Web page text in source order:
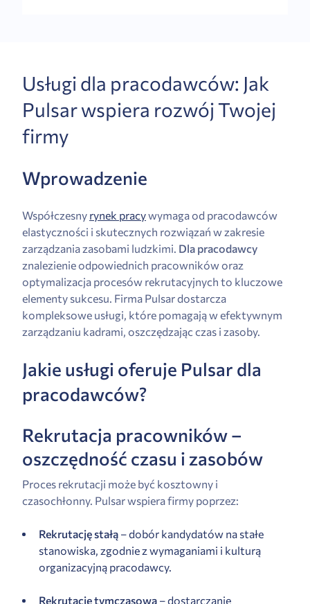
Usługi dla pracodawców: Jak
Pulsar wspiera rozwój Twojej
firmy
Wprowadzenie
Współczesny rynek pracywymaga od pracodawców
elastyczności i skutecznych rozwiązań w zakresie
zarządzania zasobami ludzkimi. Dla pracodawcy
znalezienie odpowiednich pracowników oraz
optymalizacja procesów rekrutacyjnych to kluczowe
elementy sukcesu. Firma Pulsar dostarcza
kompleksowe usługi, które pomagają w efektywnym
zarządzaniu kadrami, oszczędzając czas i zasoby.
Jakie usługi oferuje Pulsar dla
pracodawców?
Rekrutacja pracowników –
oszczędność czasu i zasobów
Proces rekrutacji może być kosztowny i
czasochłonny. Pulsar wspiera firmy poprzez:
Rekrutację stałą – dobór kandydatów na stałe
stanowiska, zgodnie z wymaganiami i kulturą
organizacyjną pracodawcy.
Rekrutację tymczasową – dostarczanie